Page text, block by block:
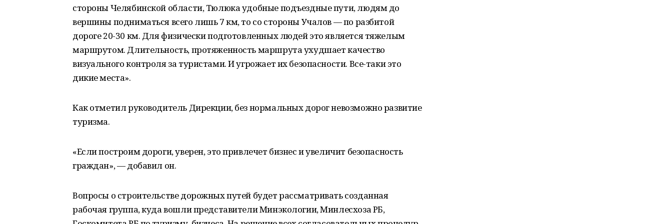
стороны Челябинской области, Тюлюка удобные подъездные пути, людям до
вершины подниматься всего лишь 7 км, то со стороны Учалов — по разбитой
дороге 20-30 км. Для физически подготовленных людей это является тяжелым
маршрутом. Длительность, протяженность маршрута ухудшает качество
визуального контроля за туристами. И угрожает их безопасности. Все-таки это
дикие места».
Как отметил руководитель Дирекции, без нормальных дорог невозможно развитие
туризма.
«Если построим дороги, уверен, это привлечет бизнес и увеличит безопасность
граждан», — добавил он.
Вопросы о строительстве дорожных путей будет рассматривать созданная
рабочая группа, куда вошли представители Минэкологии, Минлесхоза РБ,